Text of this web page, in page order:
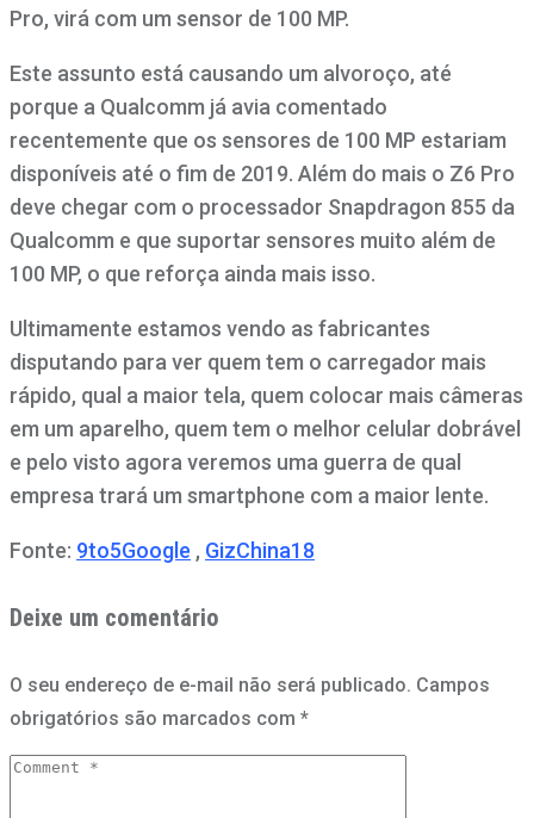
Pro, virá com um sensor de 100 MP.
Este assunto está causando um alvoroço, até
porque a Qualcomm já avia comentado
recentemente que os sensores de 100 MP estariam
disponíveis até o fim de 2019. Além do mais o Z6 Pro
deve chegar com o processador Snapdragon 855 da
Qualcomm e que suportar sensores muito além de
100 MP, o que reforça ainda mais isso.
Ultimamente estamos vendo as fabricantes
disputando para ver quem tem o carregador mais
rápido, qual a maior tela, quem colocar mais câmeras
em um aparelho, quem tem o melhor celular dobrável
e pelo visto agora veremos uma guerra de qual
empresa trará um smartphone com a maior lente.
Fonte: 9to5Google , GizChina18
Deixe um comentário
O seu endereço de e-mail não será publicado. Campos
obrigatórios são marcados com *